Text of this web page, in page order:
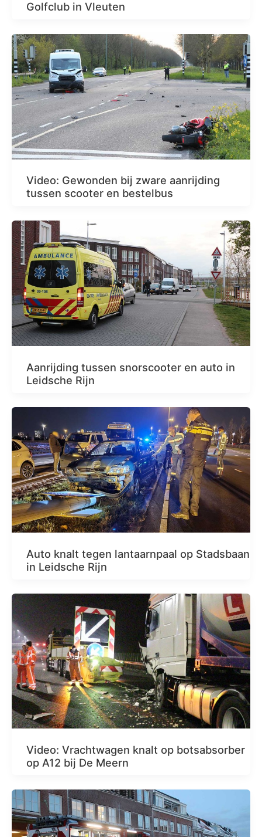
Golfclub in Vleuten
Video: Gewonden bij zware aanrijding
tussen scooter en bestelbus
Aanrijding tussen snorscooter en auto in
Leidsche Rijn
Auto knalt tegen lantaarnpaal op Stadsbaan
in Leidsche Rijn
Video: Vrachtwagen knalt op botsabsorber
op A12 bij De Meern